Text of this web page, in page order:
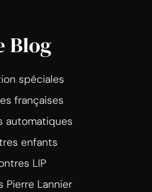
Blog
spéciales
françaises
automatiques
enfants
LIP
Pierre Lannier